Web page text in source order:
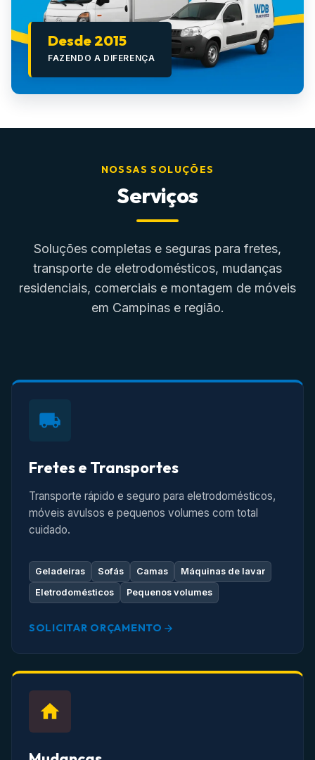
Desde 2015
FAZENDO A DIFERENÇA
NOSSAS SOLUÇÕES
Serviços
Soluções completas e seguras para fretes,
transporte de eletrodomésticos, mudanças
residenciais, comerciais e montagem de móveis
em Campinas e região.
Fretes e Transportes
Transporte rápido e seguro para eletrodomésticos,
móveis avulsos e pequenos volumes com total
cuidado.
Geladeiras Sofás Camas
Máquinas de lavar
Eletrodomésticos
Pequenos volumes
SOLICITAR ORÇAMENTO